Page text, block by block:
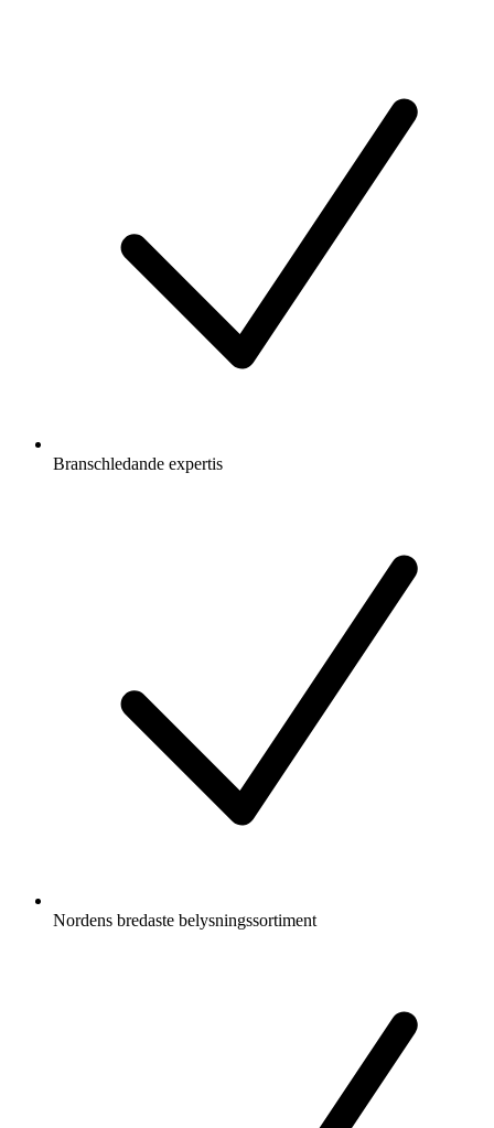
Branschledande expertis
Nordens bredaste belysningssortiment